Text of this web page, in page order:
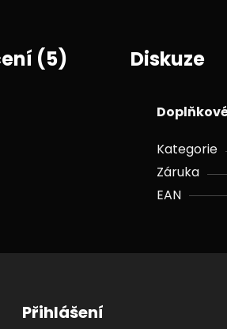
(5) Diskuze
Kategorie
Záruka
EAN
Přihlášení